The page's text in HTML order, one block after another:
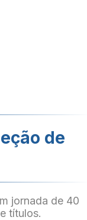
de
jornada de 40
títulos.